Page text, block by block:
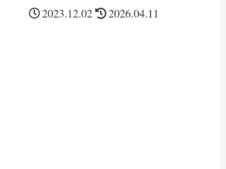
が乏しいことも指摘されている。
2023.12.02 2026.04.11